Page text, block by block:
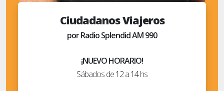
Ciudadanos Viajeros
por Radio Splendid AM 990
¡NUEVO HORARIO!
Sábados de 12 a 14 hs